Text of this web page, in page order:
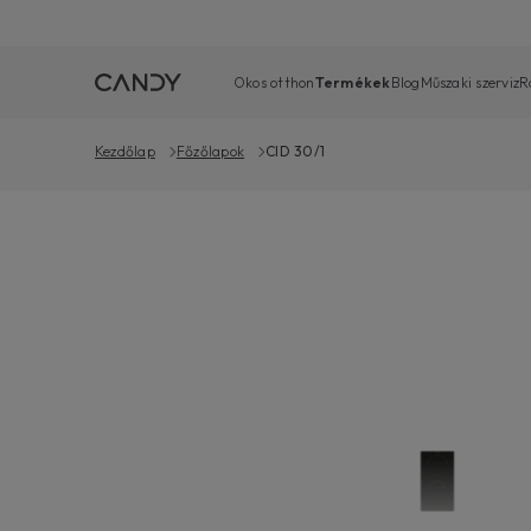
Okos otthonTermékek Blog Műszaki szerviz
Kezdőlap Főzőlapok CID 30/1